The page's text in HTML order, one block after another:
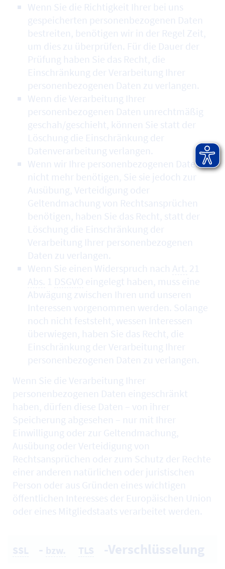
Wenn Sie die Richtigkeit Ihrer bei uns
gespeicherten personenbezogenen Daten
bestreiten, benötigen wir in der Regel Zeit,
um dies zu überprüfen. Für die Dauer der
Prüfung haben Sie das Recht, die
Einschränkung der Verarbeitung Ihrer
personenbezogenen Daten zu verlangen.
Wenn die Verarbeitung Ihrer
personenbezogenen Daten unrechtmäßig
geschah/geschieht, können Sie statt der
Löschung die Einschränkung der
Datenverarbeitung verlangen.
Wenn wir Ihre personenbezogenen Daten
nicht mehr benötigen, Sie sie jedoch zur
Ausübung, Verteidigung oder
Geltendmachung von Rechtsansprüchen
benötigen, haben Sie das Recht, statt der
Löschung die Einschränkung der
Verarbeitung Ihrer personenbezogenen
Daten zu verlangen.
Wenn Sie einen Widerspruch nach Art. 21
Abs. 1 DSGVO eingelegt haben, muss eine
Abwägung zwischen Ihren und unseren
Interessen vorgenommen werden. Solange
noch nicht feststeht, wessen Interessen
überwiegen, haben Sie das Recht, die
Einschränkung der Verarbeitung Ihrer
personenbezogenen Daten zu verlangen.
Wenn Sie die Verarbeitung Ihrer
personenbezogenen Daten eingeschränkt
haben, dürfen diese Daten – von ihrer
Speicherung abgesehen – nur mit Ihrer
Einwilligung oder zur Geltendmachung,
Ausübung oder Verteidigung von
Rechtsansprüchen oder zum Schutz der Rechte
einer anderen natürlichen oder juristischen
Person oder aus Gründen eines wichtigen
öffentlichen Interesses der Europäischen Union
oder eines Mitgliedstaats verarbeitet werden.